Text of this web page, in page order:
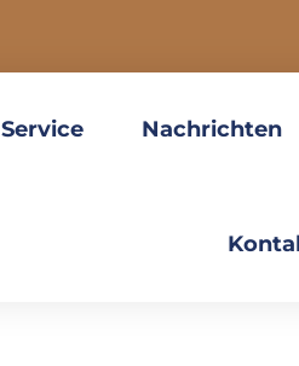
Service Nachrichten